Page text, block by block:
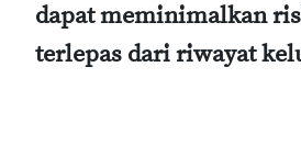
dapat meminimalkan
terlepas dari riwayat